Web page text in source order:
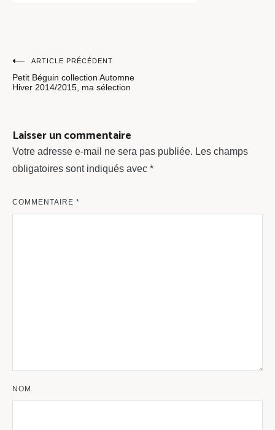
Navigation
de
ARTICLE PRÉCÉDENT
Petit Béguin collection Automne
Hiver 2014/2015, ma sélection
Laisser un commentaire
Votre adresse e-mail ne sera pas publiée. Les champs
obligatoires sont indiqués avec *
COMMENTAIRE *
NOM